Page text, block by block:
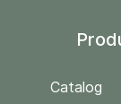
Catalog